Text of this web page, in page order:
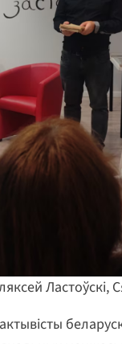
Ластоўскі,